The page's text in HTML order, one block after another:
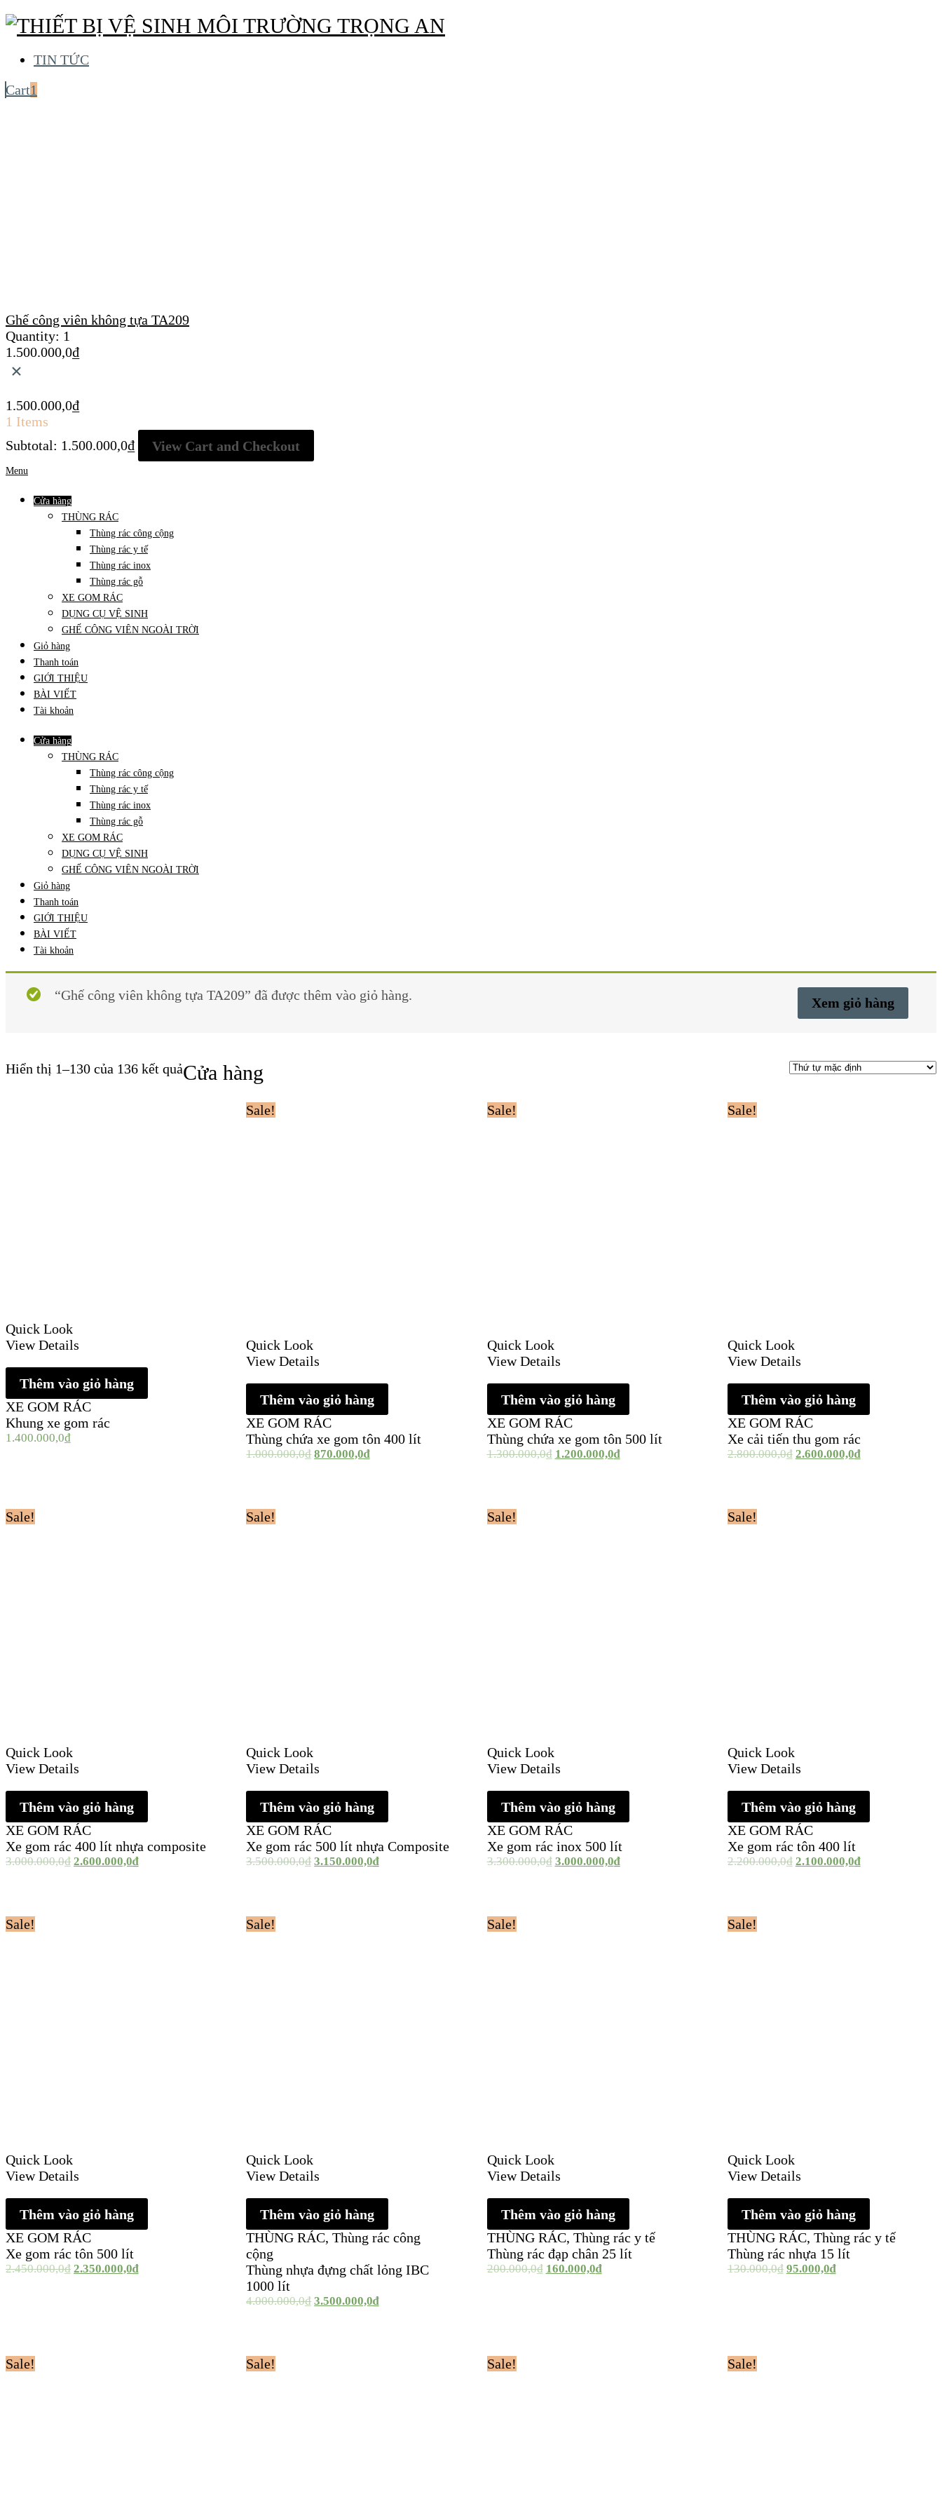
TIN TỨC
Cart1
Ghế công viên không tựa TA209
Quantity: 1
1.500.000,0₫
×
1.500.000,0₫
1 Items
Subtotal: 1.500.000,0₫ View Cart and Checkout
Menu
Cửa hàng
THÙNG RÁC
Thùng rác công cộng
Thùng rác y tế
Thùng rác inox
Thùng rác gỗ
XE GOM RÁC
DỤNG CỤ VỆ SINH
GHẾ CÔNG VIÊN NGOÀI TRỜI
Giỏ hàng
Thanh toán
GIỚI THIỆU
BÀI VIẾT
Tài khoản
Cửa hàng
THÙNG RÁC
Thùng rác công cộng
Thùng rác y tế
Thùng rác inox
Thùng rác gỗ
XE GOM RÁC
DỤNG CỤ VỆ SINH
GHẾ CÔNG VIÊN NGOÀI TRỜI
Giỏ hàng
Thanh toán
GIỚI THIỆU
BÀI VIẾT
Tài khoản
Xem giỏ hàng
“Ghế công viên không tựa TA209” đã được thêm vào giỏ hàng.
Hiển thị 1–130 của 136 kết quảCửa hàng
Quick Look
View Details
Thêm vào giỏ hàng
XE GOM RÁC
Khung xe gom rác
1.400.000,0₫
Sale!
Quick Look
View Details
Thêm vào giỏ hàng
XE GOM RÁC
Thùng chứa xe gom tôn 400 lít
1.000.000,0₫ 870.000,0₫
Sale!
Quick Look
View Details
Thêm vào giỏ hàng
XE GOM RÁC
Thùng chứa xe gom tôn 500 lít
1.300.000,0₫ 1.200.000,0₫
Sale!
Quick Look
View Details
Thêm vào giỏ hàng
XE GOM RÁC
Xe cải tiến thu gom rác
2.800.000,0₫ 2.600.000,0₫
Sale!
Quick Look
View Details
Thêm vào giỏ hàng
XE GOM RÁC
Xe gom rác 400 lít nhựa composite
3.000.000,0₫ 2.600.000,0₫
Sale!
Quick Look
View Details
Thêm vào giỏ hàng
XE GOM RÁC
Xe gom rác 500 lít nhựa Composite
3.500.000,0₫ 3.150.000,0₫
Sale!
Quick Look
View Details
Thêm vào giỏ hàng
XE GOM RÁC
Xe gom rác inox 500 lít
3.300.000,0₫ 3.000.000,0₫
Sale!
Quick Look
View Details
Thêm vào giỏ hàng
XE GOM RÁC
Xe gom rác tôn 400 lít
2.200.000,0₫ 2.100.000,0₫
Sale!
Quick Look
View Details
Thêm vào giỏ hàng
XE GOM RÁC
Xe gom rác tôn 500 lít
2.450.000,0₫ 2.350.000,0₫
Sale!
Quick Look
View Details
Thêm vào giỏ hàng
THÙNG RÁC,Thùng rác công
cộng
Thùng nhựa đựng chất lỏng IBC
1000 lít
4.000.000,0₫ 3.500.000,0₫
Sale!
Quick Look
View Details
Thêm vào giỏ hàng
THÙNG RÁC, Thùng rác y tế
Thùng rác đạp chân 25 lít
200.000,0₫ 160.000,0₫
Sale!
Quick Look
View Details
Thêm vào giỏ hàng
THÙNG RÁC, Thùng rác y tế
Thùng rác nhựa 15 lít
130.000,0₫ 95.000,0₫
Sale! Sale! Sale! Sale!